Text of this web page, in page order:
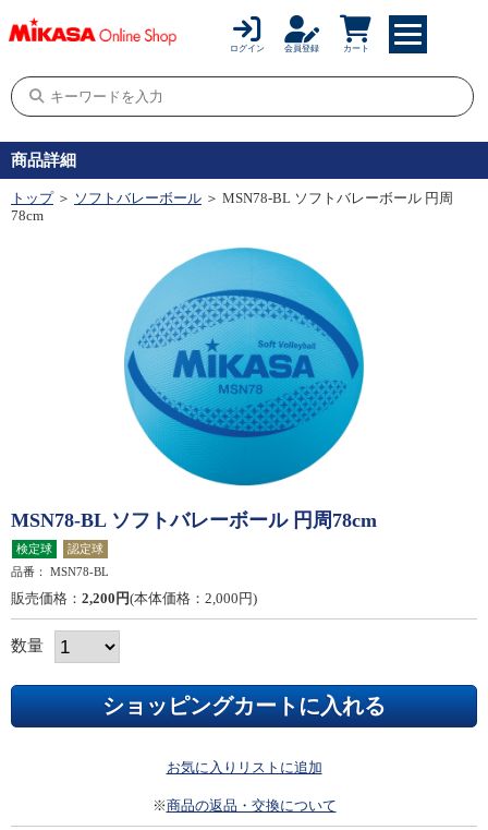
ログイン 会員登録 カート
商品詳細
トップ ＞ ソフトバレーボール ＞ MSN78-BL ソフトバレーボール 円周
78cm
MSN78-BL ソフトバレーボール 円周78cm
検定球
認定球
品番：
MSN78-BL
販売価格： 2,200円(本体価格：2,000円)
数量
お気に入りリストに追加
※商品の返品・交換について